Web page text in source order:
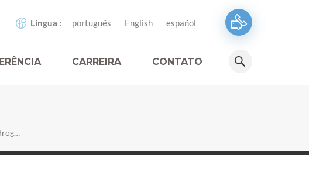
Língua : português English español
CARREIRA CONTATO
Home-Use-High-Efficiency-Molecular-Hydrogen-Inhalation-Inhaler-Machine